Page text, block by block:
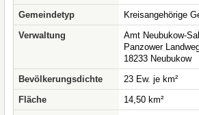
Gemeindetyp
Kreisangehörige
Verwaltung
Amt Neubukow-
Panzower
18233 Neubukow
Bevölkerungsdichte
23 Ew. je km²
Fläche
14,50 km²